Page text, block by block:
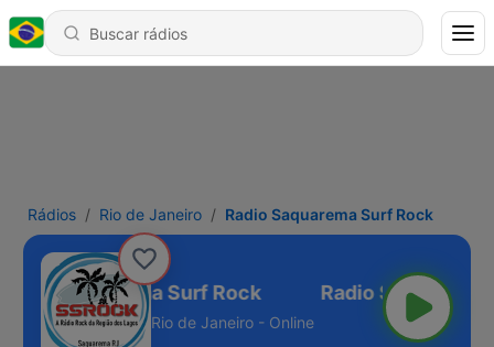
Rádios Rio de Janeiro Radio Saquarema Surf Rock
Saquarema Surf Rock
Rio de Janeiro - Online